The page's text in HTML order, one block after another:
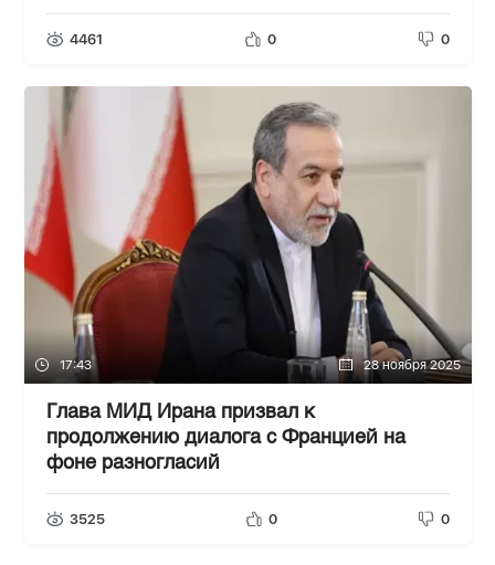
4461 0 0
17:43 28 ноября 2025
Глава МИД Ирана призвал к
продолжению диалога с Францией на
фоне разногласий
3525 0 0